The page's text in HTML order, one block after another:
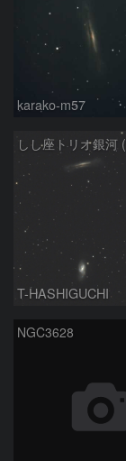
karako-m57
T-HASHIGUCHI
NGC3628